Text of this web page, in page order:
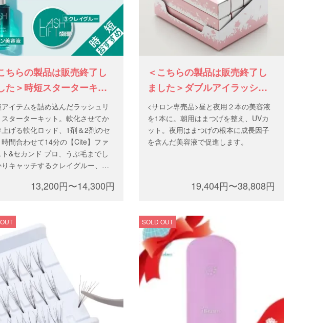
ちらの製品は販売終了し
た＞時短スターターキッ
イテムを詰め込んだラッシュリ
スターターキット。軟化させてか
上げる軟化ロッド、1剤＆2剤のセ
時間合わせて14分の【Cite】ファ
&セカンド プロ、うぶ毛までし
りキャッチするクレイグルー、併
ロッド４種類。今、試して欲しい
13,200円〜14,300円
＜こちらの製品は販売終了し
ました＞ダブルアイラッシュ
エッセンス店販用
<サロン専売品>昼と夜用２本の美容液
を1本に。朝用はまつげを整え、UVカ
ット。夜用はまつげの根本に成長因子
を含んだ美容液で促進します。
19,404円〜38,808円
SOLD OUT